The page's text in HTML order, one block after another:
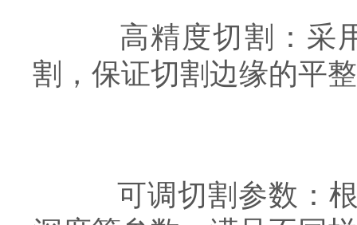
高精度切割：采用
割，保证切割边缘的平
可调切割参数：根